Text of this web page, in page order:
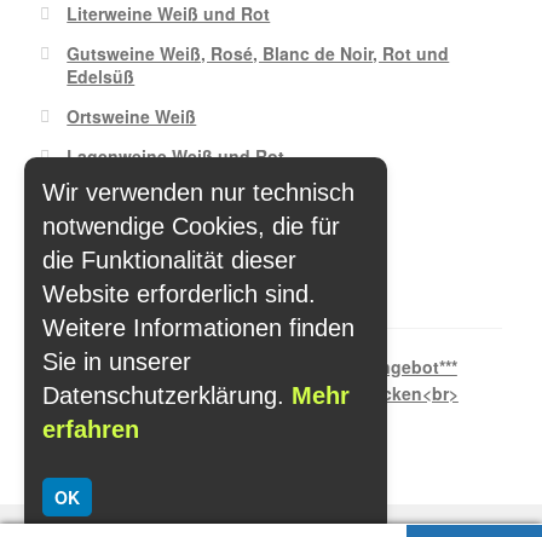
Literweine Weiß und Rot
Gutsweine Weiß, Rosé, Blanc de Noir, Rot und
Edelsüß
Ortsweine Weiß
Lagenweine Weiß und Rot
Sekt Secco
Spezialitäten
wir empfehlen:
Wir verwenden nur technisch
notwendige Cookies, die für
die Funktionalität dieser
Website erforderlich sind.
Weitere Informationen finden
Sie in unserer
Datenschutzerklärung. Mehr
erfahren
OK